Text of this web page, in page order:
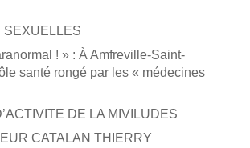
SEXUELLES
! » : À Amfreville-Saint-
santé rongé par les « médecines
DE LA MIVILUDES
CATALAN THIERRY